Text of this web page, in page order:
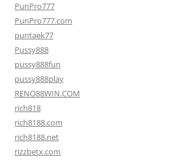
PunPro777
PunPro777.com
puntaek77
Pussy888
pussy888fun
pussy888play
RENO88WIN.COM
rich818
rich8188.com
rich8188.net
rizzbetx.com